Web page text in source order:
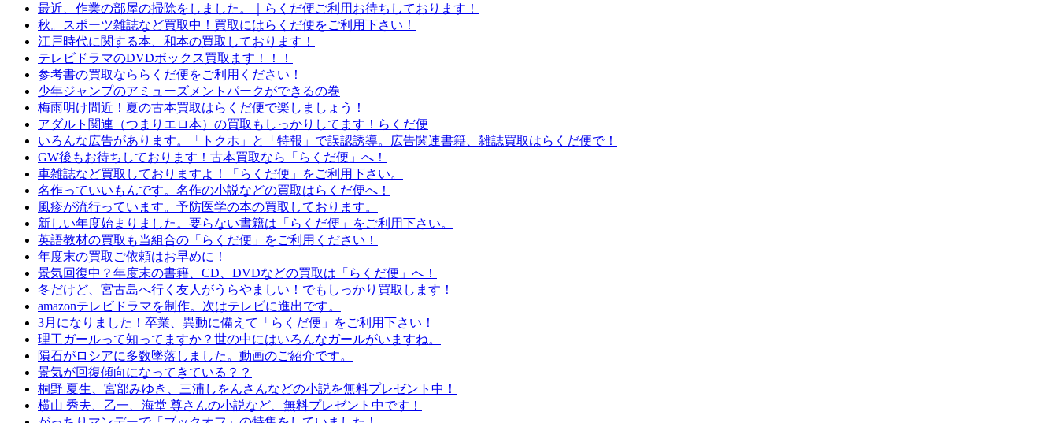
最近、作業の部屋の掃除をしました。｜らくだ便ご利用お待ちしております！
秋。スポーツ雑誌など買取中！買取にはらくだ便をご利用下さい！
江戸時代に関する本、和本の買取しております！
テレビドラマのDVDボックス買取ます！！！
参考書の買取なららくだ便をご利用ください！
少年ジャンプのアミューズメントパークができるの巻
梅雨明け間近！夏の古本買取はらくだ便で楽しましょう！
アダルト関連（つまりエロ本）の買取もしっかりしてます！らくだ便
いろんな広告があります。「トクホ」と「特報」で誤認誘導。広告関連書籍、雑誌買取はらくだ便で！
GW後もお待ちしております！古本買取なら「らくだ便」へ！
車雑誌など買取しておりますよ！「らくだ便」をご利用下さい。
名作っていいもんです。名作の小説などの買取はらくだ便へ！
風疹が流行っています。予防医学の本の買取しております。
新しい年度始まりました。要らない書籍は「らくだ便」をご利用下さい。
英語教材の買取も当組合の「らくだ便」をご利用ください！
年度末の買取ご依頼はお早めに！
景気回復中？年度末の書籍、CD、DVDなどの買取は「らくだ便」へ！
冬だけど、宮古島へ行く友人がうらやましい！でもしっかり買取します！
amazonテレビドラマを制作。次はテレビに進出です。
3月になりました！卒業、異動に備えて「らくだ便」をご利用下さい！
理工ガールって知ってますか？世の中にはいろんなガールがいますね。
隕石がロシアに多数墜落しました。動画のご紹介です。
景気が回復傾向になってきている？？
桐野 夏生、宮部みゆき、三浦しをんさんなどの小説を無料プレゼント中！
横山 秀夫、乙一、海堂 尊さんの小説など、無料プレゼント中です！